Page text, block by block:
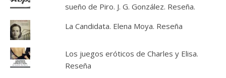
sueño de Piro. J. G. González. Reseña.
La Candidata. Elena Moya. Reseña
Los juegos eróticos de Charles y Elisa.
Reseña